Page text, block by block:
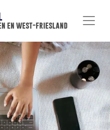
en west-friesland